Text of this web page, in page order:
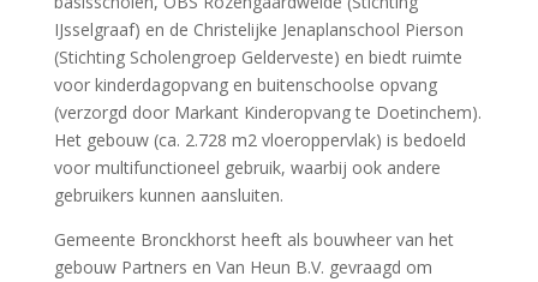
IJsselgraaf) en de Christelijke Jenaplanschool Pierson
(Stichting Scholengroep Gelderveste) en biedt ruimte
voor kinderdagopvang en buitenschoolse opvang
(verzorgd door Markant Kinderopvang te Doetinchem).
Het gebouw (ca. 2.728 m2 vloeroppervlak) is bedoeld
voor multifunctioneel gebruik, waarbij ook andere
gebruikers kunnen aansluiten.
Gemeente Bronckhorst heeft als bouwheer van het
gebouw Partners en Van Heun B.V. gevraagd om